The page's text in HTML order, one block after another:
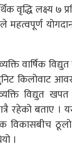
वृद्धि लक्ष्य ७
महत्वपूर्ण
वार्षिक
किलोवाट
विद्युत
रहेको बताए ।
विकासबीच
।